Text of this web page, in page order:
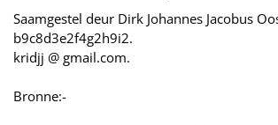
Saamgestel deur Dirk Johannes Jacobus
b9c8d3e2f4g2h9i2.
kridjj @ gmail.com.
Bronne:-